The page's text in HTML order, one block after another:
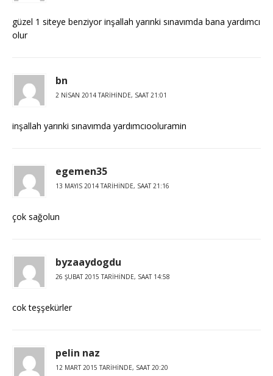
güzel 1 siteye benziyor inşallah yarınki sınavımda bana yardımcı
olur
bn
2 NISAN 2014 TARIHINDE, SAAT 21:01
inşallah yarınki sınavımda yardımcıooluramin
egemen35
13 MAYIS 2014 TARIHINDE, SAAT 21:16
çok sağolun
byzaaydogdu
26 ŞUBAT 2015 TARIHINDE, SAAT 14:58
cok teşşekürler
pelin naz
12 MART 2015 TARIHINDE, SAAT 20:20